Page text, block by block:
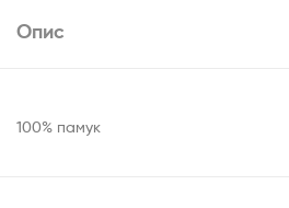
Опис
100% памук